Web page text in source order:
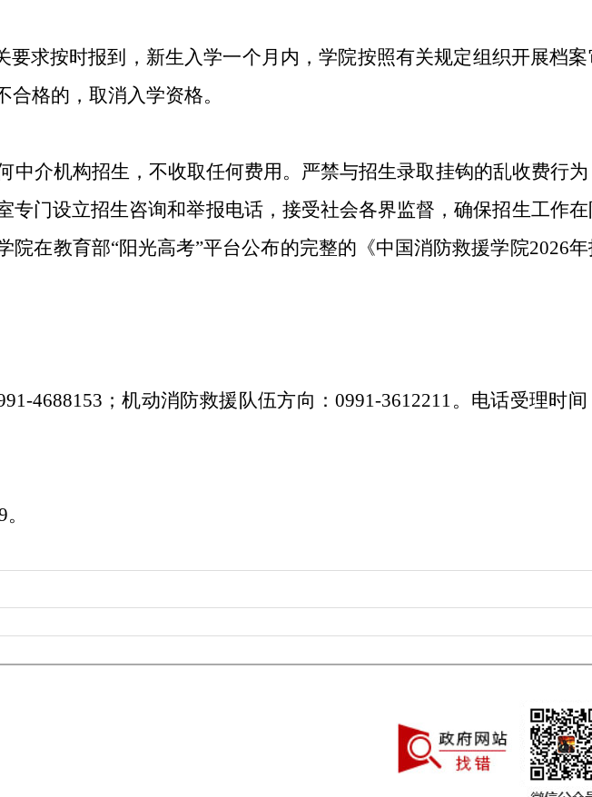
求按时报到，新生入学一个月内，学院按照有关规定组织开展档
格的，取消入学资格。
中介机构招生，不收取任何费用。严禁与招生录取挂钩的乱收费行
门设立招生咨询和举报电话，接受社会各界监督，确保招生工作
在教育部“阳光高考”平台公布的完整的《中国消防救援学院2026
4688153；机动消防救援队伍方向：0991-3612211。电话受理时